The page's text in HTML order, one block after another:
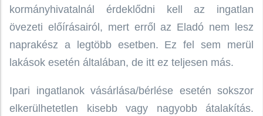
kormányhivatalnál érdeklődni kell az ingatlan
övezeti előírásairól, mert erről az Eladó nem lesz
naprakész a legtöbb esetben. Ez fel sem merül
lakások esetén általában, de itt ez teljesen más.
Ipari ingatlanok vásárlása/bérlése esetén sokszor
elkerülhetetlen kisebb vagy nagyobb átalakítás.